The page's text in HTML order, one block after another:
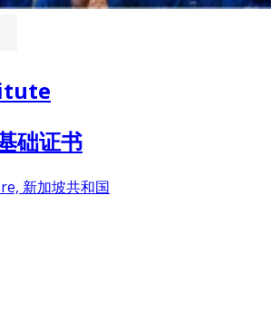
础证书
新加坡共和国